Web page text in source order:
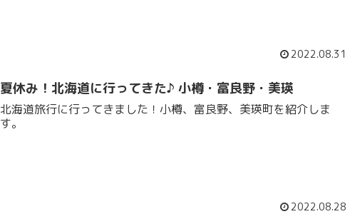
2022.08.31
夏休み！北海道に行ってきた♪ 小樽・富良野・美瑛
北海道旅行に行ってきました！小樽、富良野、美瑛町を紹介しま
す。
2022.08.28